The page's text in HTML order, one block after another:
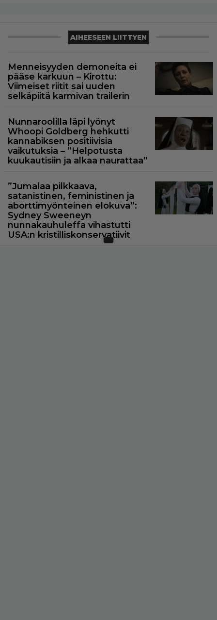
AIHEESEEN LIITTYEN
Menneisyyden demoneita ei
pääse karkuun – Kirottu:
Viimeiset riitit sai uuden
selkäpiitä karmivan trailerin
Nunnaroolilla läpi lyönyt
Whoopi Goldberg hehkutti
kannabiksen positiivisia
vaikutuksia – ”Helpotusta
kuukautisiin ja alkaa naurattaa”
”Jumalaa pilkkaava,
satanistinen, feministinen ja
aborttimyönteinen elokuva”:
Sydney Sweeneyn
nunnakauhuleffa vihastutti
USA:n kristilliskonservatiivit